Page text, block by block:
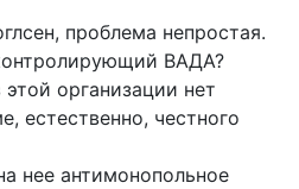
проблема непростая.
ВАДА?
организации нет
естественно, честного
нее антимонопольное